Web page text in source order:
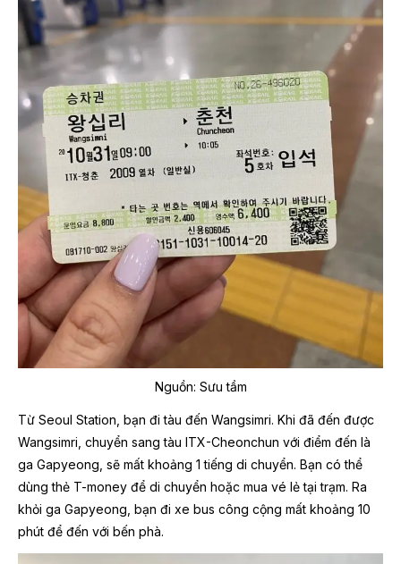
Nguồn: Sưu tầm
Từ Seoul Station, bạn đi tàu đến Wangsimri. Khi đã đến được
Wangsimri, chuyển sang tàu ITX-Cheonchun với điểm đến là
ga Gapyeong, sẽ mất khoảng 1 tiếng di chuyển. Bạn có thể
dùng thẻ T-money để di chuyển hoặc mua vé lẻ tại trạm. Ra
khỏi ga Gapyeong, bạn đi xe bus công cộng mất khoảng 10
phút để đến với bến phà.